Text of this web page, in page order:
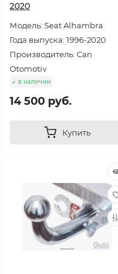
2020
Модель: Seat Alhambra
Года выпуска: 1996-2020
Производитель: Can
Otomotiv
в наличии
14 500 руб.
Купить